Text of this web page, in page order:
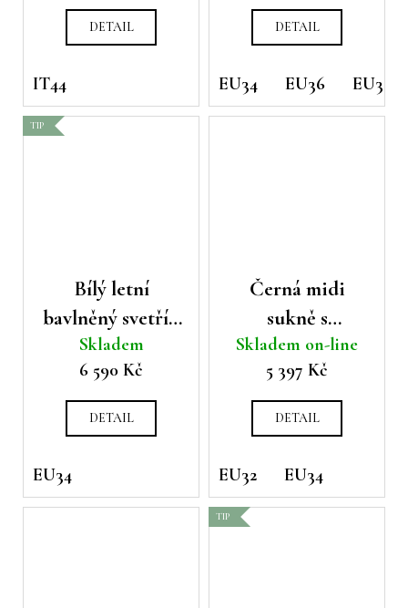
organzy Peserico
DETAIL
IT44
DETAIL
EU34 EU36 EU38
TIP
Bílý letní
bavlněný svetřík
Luisa Cerano
Skladem
6 590 Kč
DETAIL
EU34
Černá midi
sukně s
rozparkem
Cambio
Skladem on-line
5 397 Kč
DETAIL
EU32 EU34
TIP